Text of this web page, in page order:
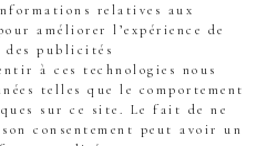
relatives aux
améliorer l’expérience de
publicités
à ces technologies nous
telles que le comportement
sur ce site. Le fait de ne
consentement peut avoir un